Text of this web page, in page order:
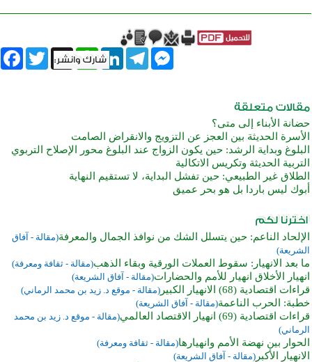
Twitter X
WhatsAppLinkedInTelegram
Messenger
حضانة الأبناء إلى متى؟
الأسرة الحديثة بين العجز عن التزويج والانقراض الصامت
البلوغ وبداية الرشد: حين يكون الزواج عند البلوغ محور الإصلاح التربوي
التربية الحديثة وتكريس الاتكالية
الطلاق غير الطبيعي: حين تفشل البداية، لا تستقيم النهاية
أبوك ليس باردا بل هو بحر عميق
الإلحاد الناعم: حين يتسلل الشك من نوافذ الجمال والمعرفة(مقالة - آفاق
الشريعة)
ما بعد الانهيار: سقوط العملات الورقية وبقاء الذهب(مقالة - ثقافة ومعرفة)
انهيار الأخلاق انهيار للأمم والحضارات(مقالة - آفاق الشريعة)
قراءات اقتصادية (68) الانهيار الكبير (مقالة - موقع د. زيد بن محمد الرماني)
خطبة: الحرب الناعمة(مقالة - آفاق الشريعة)
قراءات اقتصادية (69) انهيار الاقتصاد العالمي
(مقالة - موقع د. زيد بن محمد
الرماني)
الحوار بين نهضة الأمم وانهيارها(مقالة - ثقافة ومعرفة)
الانهيار الأكبر (مقالة - آفاق الشريعة)